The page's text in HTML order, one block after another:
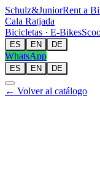
Schulz&JuniorRent a
Cala Ratjada
Bicicletas · E-Bikes
ES EN DE
WhatsApp
ES EN DE
← Volver al catálogo